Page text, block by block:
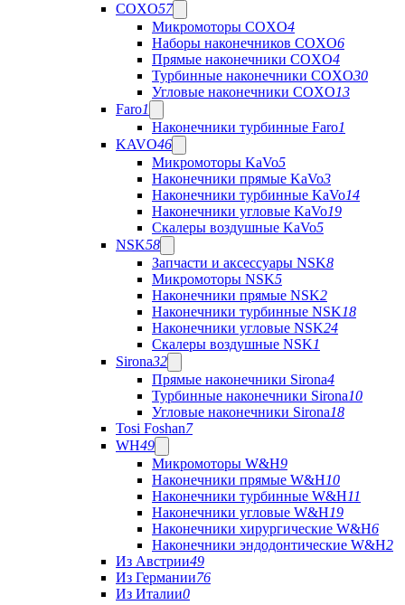
COXO57
Микромоторы COXO4
Наборы наконечников COXO6
Прямые наконечники COXO4
Турбинные наконечники COXO30
Угловые наконечники COXO13
Faro1
Наконечники турбинные Faro1
KAVO46
Микромоторы KaVo5
Наконечники прямые KaVo3
Наконечники турбинные KaVo14
Наконечники угловые KaVo19
Скалеры воздушные KaVo5
NSK58
Запчасти и аксессуары NSK8
Микромоторы NSK5
Наконечники прямые NSK2
Наконечники турбинные NSK18
Наконечники угловые NSK24
Скалеры воздушные NSK1
Sirona32
Прямые наконечники Sirona4
Турбинные наконечники Sirona10
Угловые наконечники Sirona18
Tosi Foshan7
WH49
Микромоторы W&H9
Наконечники прямые W&H10
Наконечники турбинные W&H11
Наконечники угловые W&H19
Наконечники хирургические W&H6
Наконечники эндодонтические W&H2
Из Австрии49
Из Германии76
Из Италии0